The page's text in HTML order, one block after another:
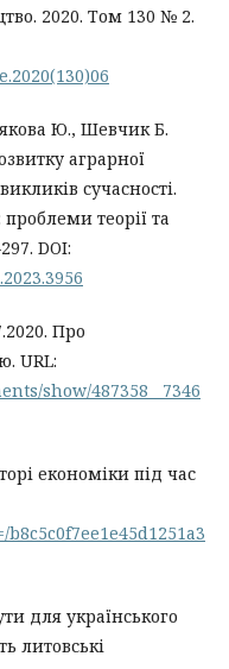
2020. Том 130 № 2.
Ю., Шевчик Б.
аграрної
сучасності.
теорії та
DOI:
Про
URL:
show/487358__7346
економіки під час
для українського
литовські